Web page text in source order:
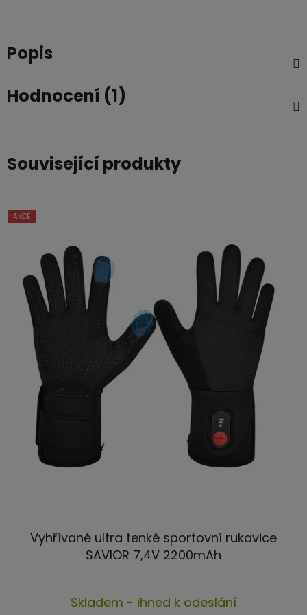
Popis
Hodnocení (1)
Související produkty
AKCE
Vyhřívané ultra tenké sportovní rukavice
SAVIOR 7,4V 2200mAh
hodnocení
Skladem - ihned k odeslání